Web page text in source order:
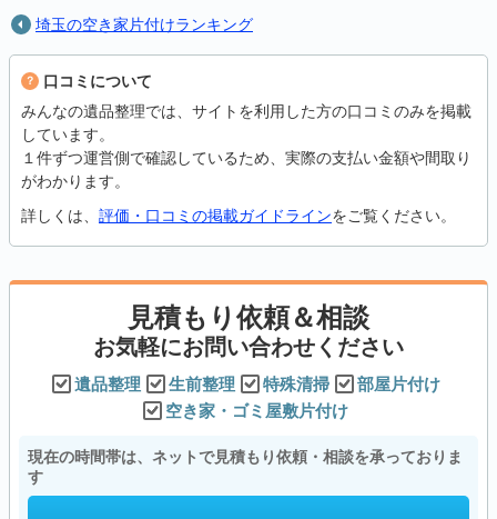
埼玉の空き家片付けランキング
口コミについて
みんなの遺品整理では、サイトを利用した方の口コミのみを掲載
しています。
１件ずつ運営側で確認しているため、実際の支払い金額や間取り
がわかります。
詳しくは、 評価・口コミの掲載ガイドラインをご覧ください。
見積もり依頼＆相談
お気軽にお問い合わせください
遺品整理 生前整理 特殊清掃
部屋片付け
空き家・ゴミ屋敷片付け
現在の時間帯は、ネットで見積もり依頼・相談を承っておりま
す